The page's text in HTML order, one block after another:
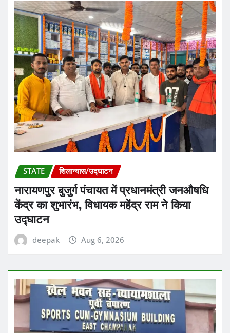
STATE शिलान्यास/उद्घाटन
नारायणपुर बुजुर्ग पंचायत में प्रधानमंत्री जनऔषधि
केंद्र का शुभारंभ, विधायक महेंद्र राम ने किया
उद्घाटन
deepak Aug 6, 2026